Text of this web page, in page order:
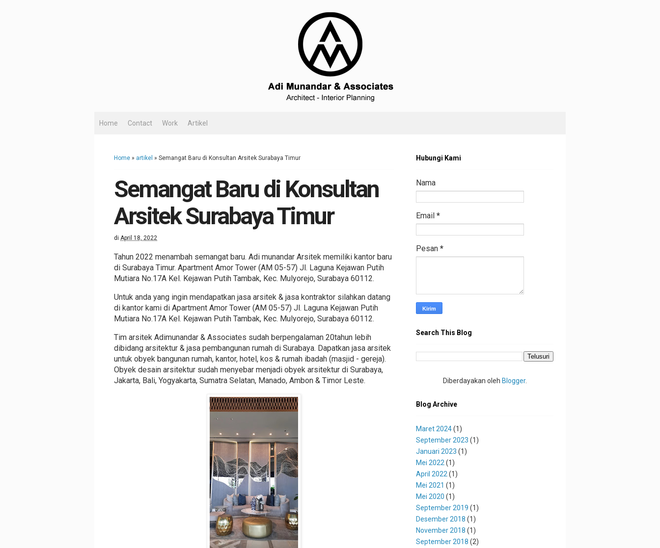
Home Contact Work Artikel
Home » artikel » Semangat Baru di Konsultan Arsitek Surabaya Timur
Semangat Baru di Konsultan
Arsitek Surabaya Timur
di April 18, 2022
Tahun 2022 menambah semangat baru. Adi munandar Arsitek memiliki kantor baru
di Surabaya Timur. Apartment Amor Tower (AM 05-57) Jl. Laguna Kejawan Putih
Mutiara No.17A Kel. Kejawan Putih Tambak, Kec. Mulyorejo, Surabaya 60112.
Untuk anda yang ingin mendapatkan jasa arsitek & jasa kontraktor silahkan datang
di kantor kami di Apartment Amor Tower (AM 05-57) Jl. Laguna Kejawan Putih
Mutiara No.17A Kel. Kejawan Putih Tambak, Kec. Mulyorejo, Surabaya 60112.
Tim arsitek Adimunandar & Associates sudah berpengalaman 20tahun lebih
dibidang arsitektur & jasa pembangunan rumah di Surabaya. Dapatkan jasa arsitek
untuk obyek bangunan rumah, kantor, hotel, kos & rumah ibadah (masjid - gereja).
Obyek desain arsitektur sudah menyebar menjadi obyek arsitektur di Surabaya,
Jakarta, Bali, Yogyakarta, Sumatra Selatan, Manado, Ambon & Timor Leste.
Hubungi Kami
Nama
Email *
Pesan *
Search This Blog
Diberdayakan oleh Blogger.
Blog Archive
Maret 2024(1)
September 2023 (1)
Januari 2023 (1)
Mei 2022 (1)
April 2022 (1)
Mei 2021 (1)
Mei 2020 (1)
September 2019 (1)
Desember 2018 (1)
November 2018 (1)
September 2018 (2)